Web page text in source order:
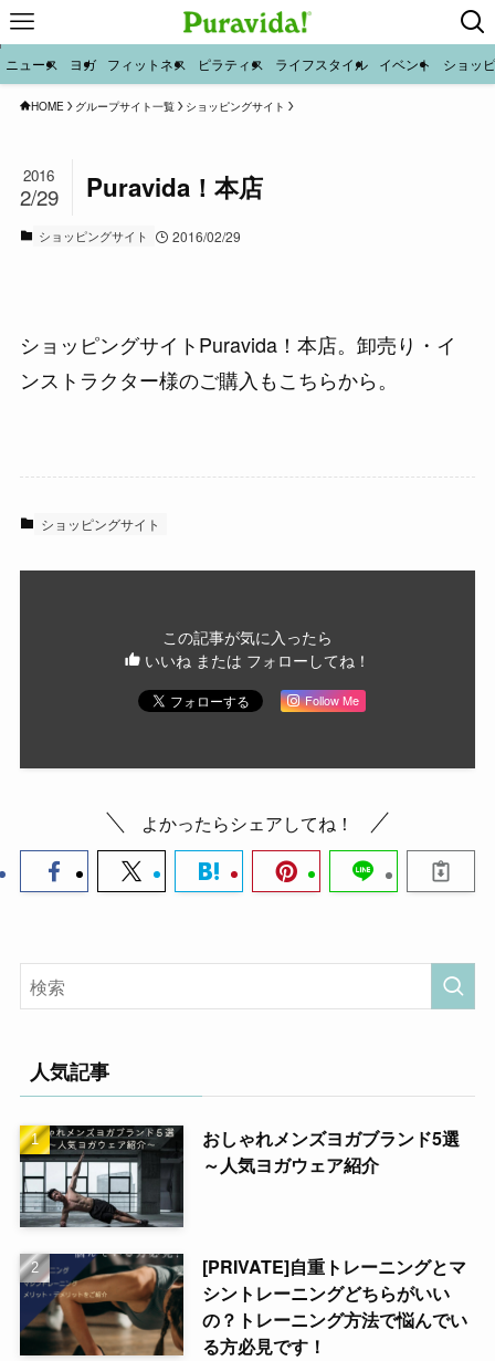
ニュース ヨガ フィットネス ピラティス ライフスタイル イベント ショッ
HOME グループサイト一覧 ショッピングサイト
Puravida！本店
2016
2/29
ショッピングサイト 2016/02/29
ショッピングサイトPuravida！本店。卸売り・イ
ンストラクター様のご購入もこちらから。
ショッピングサイト
この記事が気に入ったら
いいね または フォローしてね！
Follow Me
よかったらシェアしてね！
人気記事
おしゃれメンズヨガブランド5選
～人気ヨガウェア紹介
[PRIVATE]自重トレーニングとマ
シントレーニングどちらがいい
の？トレーニング方法で悩んでい
る方必見です！